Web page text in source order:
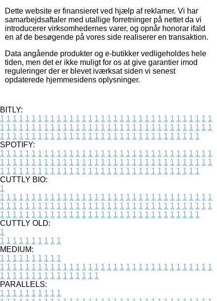
Dette website er finansieret ved hjælp af reklamer. Vi har
samarbejdsaftaler med utallige forretninger på nettet da vi
introducerer virksomhedernes varer, og opnår honorar ifald
en af de besøgende på vores side realiserer en transaktion.
Data angående produkter og e-butikker vedligeholdes hele
tiden, men det er ikke muligt for os at give garantier imod
reguleringer der er blevet iværksat siden vi senest
opdaterede hjemmesidens oplysninger.
BITLY:
1 1 1 1 1 1 1 1 1 1 1 1 1 1 1 1 1 1 1 1 1 1 1 1 1 1 1 1 1 1 1 1 1 1
1 1 1 1 1 1 1 1 1 1 1 1 1 1 1 1 1 1 1 1 1 1 1 1 1 1 1 1 1 1 1 1 1 1
1 1 1 1 1 1 1 1 1 1 1 1 1 1 1 1 1 1 1 1 1 1 1 1 1 1 1 1 1 1 1 1
SPOTIFY:
1 1 1 1 1 1 1 1 1 1 1 1 1 1 1 1 1 1 1 1 1 1 1 1 1 1 1 1 1 1 1 1 1 1
1 1 1 1 1 1 1 1 1 1 1 1 1 1 1 1 1 1 1 1 1 1 1 1 1 1 1 1 1 1 1 1 1 1
1 1 1 1 1 1 1 1 1 1 1 1 1 1 1 1 1 1 1 1 1 1 1 1 1 1 1 1 1 1 1 1
CUTTLY BIO:
1
1 1 1 1 1 1 1 1 1 1 1 1 1 1 1 1 1 1 1 1 1 1 1 1 1 1 1 1 1 1 1 1 1 1
1 1 1 1 1 1 1 1 1 1 1 1 1 1 1 1 1 1 1 1 1 1 1 1 1 1 1 1 1 1 1 1 1 1
1 1 1 1 1 1 1 1 1 1 1 1 1 1 1 1 1 1 1 1 1 1 1 1 1 1 1 1 1 1 1 1
CUTTLY OLD:
1
1 1 1 1 1 1 1 1 1 1
MEDIUM:
1 1 1 1 1 1 1 1 1 1
1 1 1 1 1 1 1 1 1 1 1 1 1 1 1 1 1 1 1 1 1 1 1 1 1 1 1 1 1 1 1 1 1 1
1 1 1 1 1 1 1 1 1 1 1 1 1 1 1 1
PARALLELS:
1 1 1 1 1 1 1 1 1 1